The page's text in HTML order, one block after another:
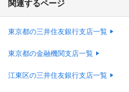
関連するページ
東京都の三井住友銀行支店一覧
東京都の金融機関支店一覧
江東区の三井住友銀行支店一覧